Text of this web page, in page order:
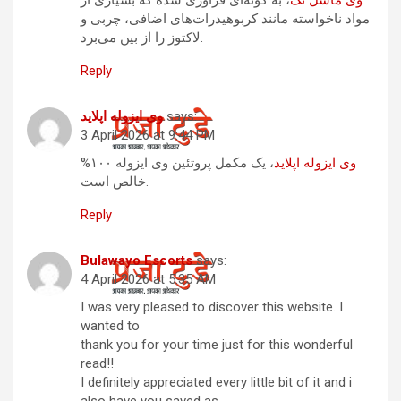
مواد ناخواسته مانند کربوهیدرات‌های اضافی، چربی و
لاکتوز را از بین می‌برد.
Reply
وی ایزوله اپلاید says:
3 April 2026 at 9:44 PM
وی ایزوله اپلاید
، یک مکمل پروتئین وی ایزوله ۱۰۰%
خالص است.
Reply
Bulawayo Escorts says:
4 April 2026 at 5:35 AM
I was very pleased to discover this website. I
wanted to
thank you for your time just for this wonderful
read!!
I definitely appreciated every little bit of it and i